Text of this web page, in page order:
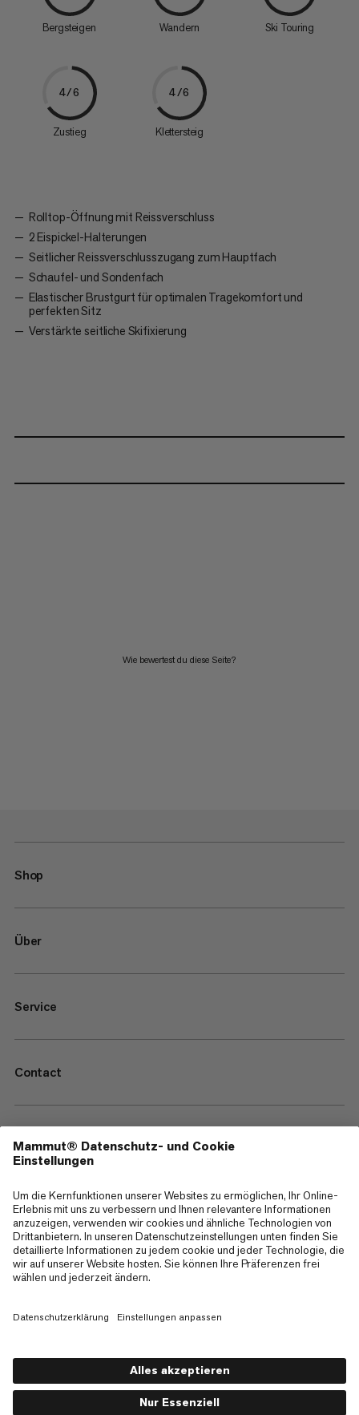
Bergsteigen Wandern Ski Touring
4/6
Zustieg
4/6
Klettersteig
Rolltop-Öffnung mit Reissverschluss
2 Eispickel-Halterungen
Seitlicher Reissverschlusszugang zum Hauptfach
Schaufel- und Sondenfach
Elastischer Brustgurt für optimalen Tragekomfort und
perfekten Sitz
Verstärkte seitliche Skifixierung
Wie bewertest du diese Seite?
Shop
Über
Service
Contact
—
Sitemap
Cookies
Impressum